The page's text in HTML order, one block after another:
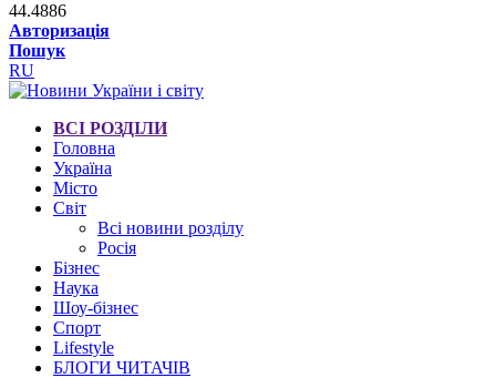
44.4886
Авторизація
Пошук
RU
ВСІ РОЗДІЛИ
Головна
Україна
Місто
Світ
Всі новини розділу
Росія
Бізнес
Наука
Шоу-бізнес
Спорт
Lifestyle
БЛОГИ ЧИТАЧІВ